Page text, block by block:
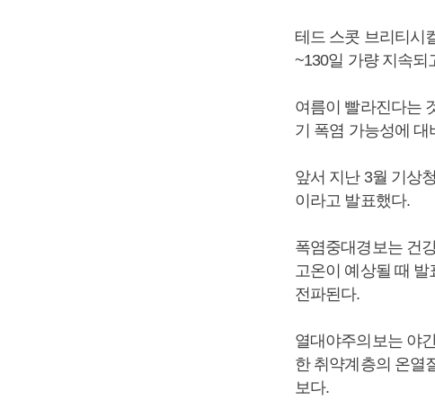
테드 스콧 브리티시
~130일 가량 지속되
여름이 빨라진다는
기 폭염 가능성에
앞서 지난 3월 기상
이라고 발표했다.
폭염중대경보는 건
고온이 예상될 때
전파된다.
열대야주의보는 야
한 취약계층의 온열
보다.